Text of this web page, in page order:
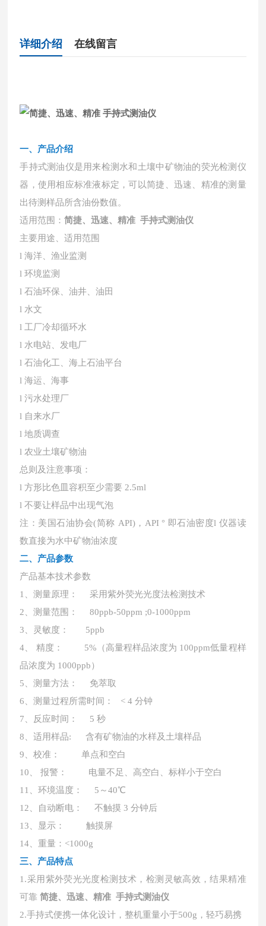
详细介绍 在线留言
一、 产品介绍
手持式测油仪是用来检测水和土壤中矿物油的荧光检测仪
器，使用相应标准液标定，可以简捷、迅速、精准的测量
出待测样品所含油份数值。
适用范围：简捷、迅速、精准 手持式测油仪
主要用途、适用范围
l 海洋、渔业监测
l 环境监测
l 石油环保、油井、油田
l 水文
l 工厂冷却循环水
l 水电站、发电厂
l 石油化工、海上石油平台
l 海运、海事
l 污水处理厂
l 自来水厂
l 地质调查
l 农业土壤矿物油
总则及注意事项：
l 方形比色皿容积至少需要 2.5ml
l 不要让样品中出现气泡
注：美国石油协会(简称 API)，API ° 即石油密度l 仪器读
数直接为水中矿物油浓度
二、 产品参数
产品基本技术参数
1、测量原理： 采用紫外荧光光度法检测技术
2、测量范围： 80ppb-50ppm ;0-1000ppm
3、灵敏度： 5ppb
4、 精度： 5%（高量程样品浓度为 100ppm低量程样
品浓度为 1000ppb）
5、测量方法： 免萃取
6、测量过程所需时间： < 4 分钟
7、反应时间： 5 秒
8、适用样品: 含有矿物油的水样及土壤样品
9、校准： 单点和空白
10、 报警： 电量不足、高空白、标样小于空白
11、环境温度： 5～40℃
12、自动断电： 不触摸 3 分钟后
13、显示： 触摸屏
14、重量：<1000g
三、产品特点
1.采用紫外荧光光度检测技术，检测灵敏高效，结果精准
可靠简捷、迅速、精准 手持式测油仪
2.手持式便携一体化设计，整机重量小于500g，轻巧易携